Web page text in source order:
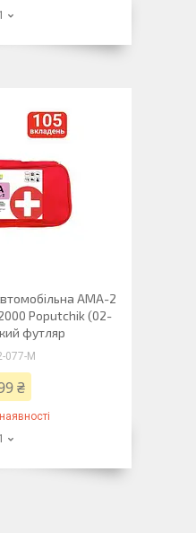
АМА-2
Poputchik (02-
футляр
077-M
₴